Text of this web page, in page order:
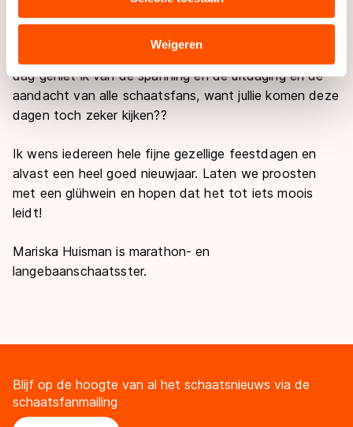
combineren met andere gegevens die u aan hen heeft
verstrekt of die zij hebben verzameld via hun services.
Sommige partners kunnen gegevens doorgeven aan
landen buiten de EU, zoals de VS, waar mogelijk geen
adequaat beschermingsniveau geldt volgens de GDPR.
Door op ‘Toestaan’ te klikken, stemt u in met deze
overdracht. Meer informatie vindt u in ons
Weigeren
Het is de combinatie van spanning en ontspanning. De
ene dag geniet ik van de gezelligheid en de andere
dag geniet ik van de spanning en de uitdaging en de
aandacht van alle schaatsfans, want jullie komen deze
dagen toch zeker kijken??
Ik wens iedereen hele fijne gezellige feestdagen en
alvast een heel goed nieuwjaar. Laten we proosten
met een glühwein en hopen dat het tot iets moois
leidt!
Mariska Huisman is marathon- en
langebaanschaatsster.
Blijf op de hoogte van al het schaatsnieuws via de
schaatsfanmailing